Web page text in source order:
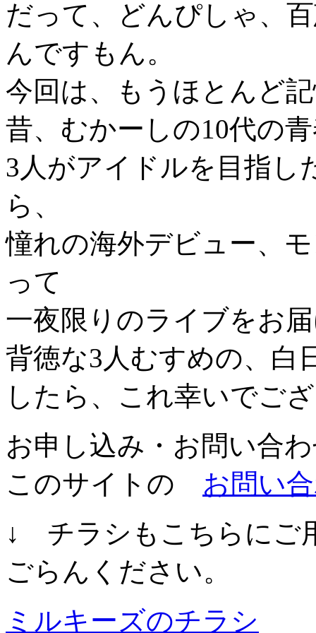
だって、どんぴしゃ、
んですもん。
今回は、もうほとんど
昔、むかーしの10代の
3人がアイドルを目指し
ら、
憧れの海外デビュー、
って
一夜限りのライブをお
背徳な3人むすめの、白
したら、これ幸いでご
お申し込み・お問い合
このサイトの お問い
↓ チラシもこちらにご
ごらんください。
ミルキーズのチラシ